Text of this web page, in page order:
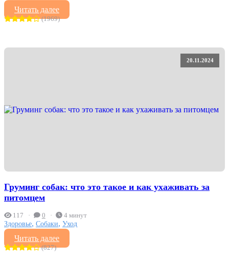
Читать далее
(1969)
20.11.2024
Груминг собак: что это такое и как ухаживать за
питомцем
117 0 4 минут
Здоровье, Собаки, Уход
Читать далее
(827)